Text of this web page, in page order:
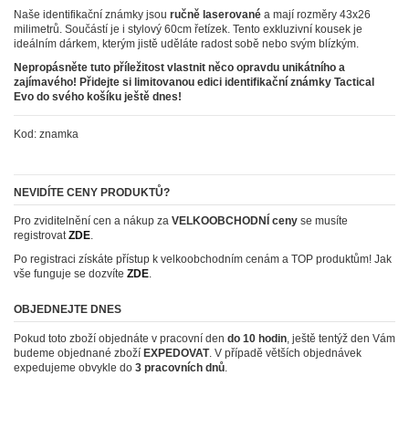
Naše identifikační známky jsou ručně laserované a mají rozměry 43x26
milimetrů. Součástí je i stylový 60cm řetízek. Tento exkluzivní kousek je
ideálním dárkem, kterým jistě uděláte radost sobě nebo svým blízkým.
Nepropásněte tuto příležitost vlastnit něco opravdu unikátního a
zajímavého! Přidejte si limitovanou edici identifikační známky Tactical
Evo do svého košíku ještě dnes!
Kod: znamka
NEVIDÍTE CENY PRODUKTŮ?
Pro zviditelnění cen a nákup za VELKOOBCHODNÍ ceny se musíte
registrovatZDE.
Po registraci získáte přístup k velkoobchodním cenám a TOP produktům! Jak
vše funguje se dozvíte ZDE.
OBJEDNEJTE DNES
Pokud toto zboží objednáte v pracovní den do 10 hodin , ještě tentýž den Vám
budeme objednané zboží EXPEDOVAT. V případě větších objednávek
expedujeme obvykle do 3 pracovních dnů